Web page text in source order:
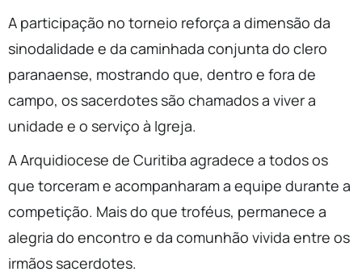
A participação no torneio reforça a dimensão da
sinodalidade e da caminhada conjunta do clero
paranaense, mostrando que, dentro e fora de
campo, os sacerdotes são chamados a viver a
unidade e o serviço à Igreja.
A Arquidiocese de Curitiba agradece a todos os
que torceram e acompanharam a equipe durante a
competição. Mais do que troféus, permanece a
alegria do encontro e da comunhão vivida entre os
irmãos sacerdotes.